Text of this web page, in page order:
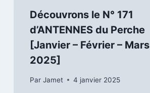
Découvrons le N° 171
d’ANTENNES du Perche
[Janvier – Février – Mars
2025]
Par Jamet 4 janvier 2025